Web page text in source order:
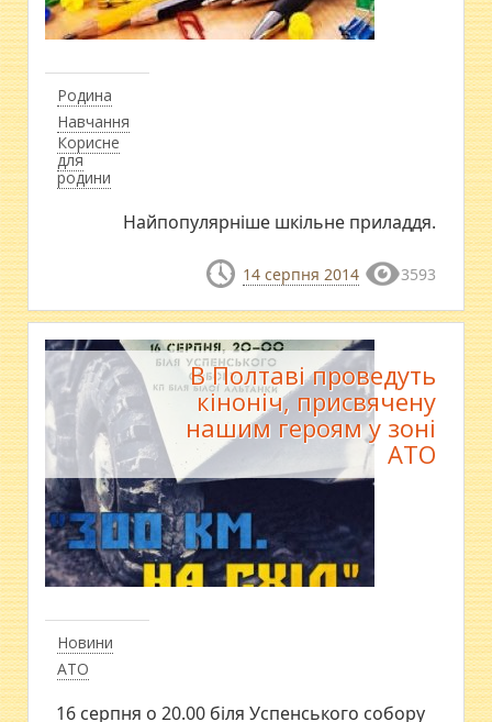
Родина
Навчання
Корисне
для
родини
Найпопулярніше шкільне приладдя.
14 серпня 2014 3593
Новини
АТО
В Полтаві проведуть
кіноніч, присвячену
нашим героям у зоні
АТО
16 серпня о 20.00 біля Успенського собору